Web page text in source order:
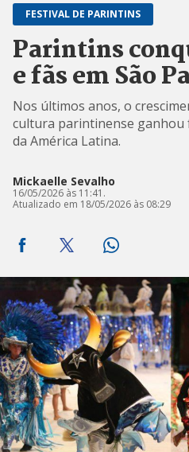
FESTIVAL DE PARINTINS
Parintins
e fãs em São
Nos últimos anos, o
cultura parintinense
da América Latina.
Mickaelle Sevalho
16/05/2026 às 11:41.
Atualizado em 18/05/2026 às 08:29